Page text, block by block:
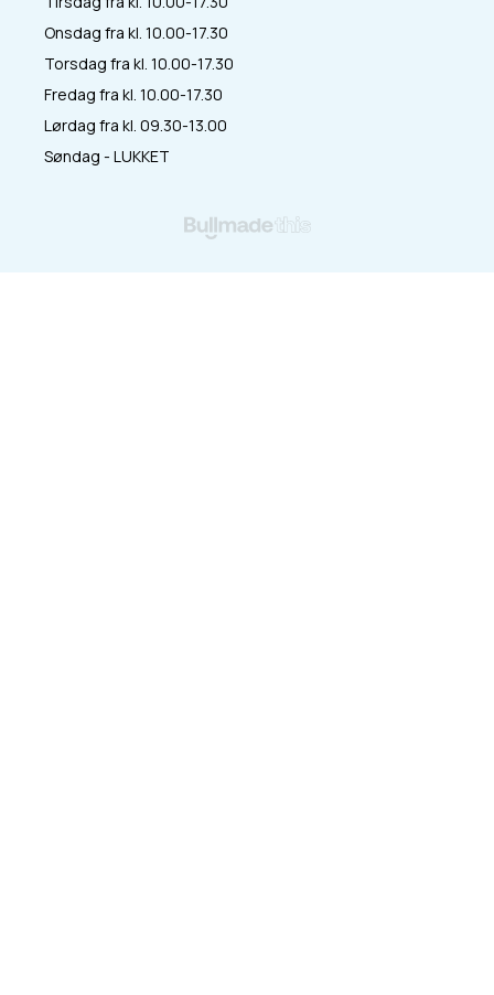
Onsdag fra kl. 10.00-17.30
Torsdag fra kl. 10.00-17.30
Fredag fra kl. 10.00-17.30
Lørdag fra kl. 09.30-13.00
Søndag - LUKKET